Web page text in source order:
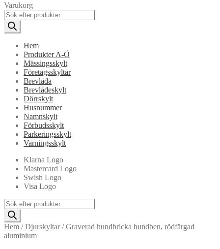
Varukorg
Products
search
Hem
Produkter A-Ö
Mässingsskylt
Företagsskyltar
Brevlåda
Brevlådeskylt
Dörrskylt
Husnummer
Namnskylt
Förbudsskylt
Parkeringsskylt
Varningsskylt
Klarna Logo
Mastercard Logo
Swish Logo
Visa Logo
Products
search
Hem /Djurskyltar/Graverad hundbricka hundben, rödfärgad
aluminium